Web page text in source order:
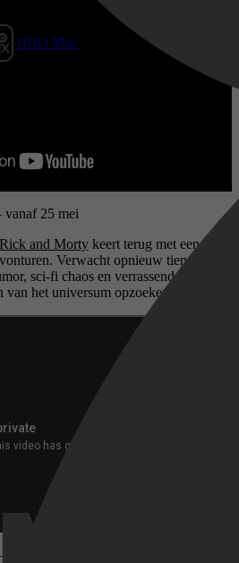
HBO Max
vanaf 25 mei
Rick and Morty keert terug met een
Verwacht opnieuw tien
sci-fi chaos en verrassende
het universum opzoeken.
29 mei